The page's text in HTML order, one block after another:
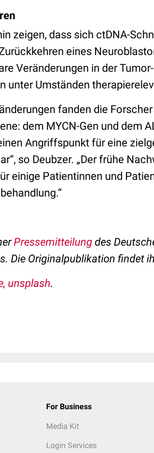
zeigen, dass sich ctDNA-
eines
Veränderungen in der
unter Umständen
fanden die
dem MYCN-Gen und dem
Angriffspunkt für eine
so Deubzer. „Der frühe
einige Patientinnen und
Pressemitteilung des
Die Originalpublikation findet
unsplash.
For Business
Media Kit
Login Services